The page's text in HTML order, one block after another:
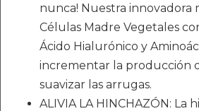
nunca! Nuestra innovadora
Células Madre Vegetales
Ácido Hialurónico y
incrementar la producción
suavizar las arrugas.
ALIVIA LA HINCHAZÓN: La